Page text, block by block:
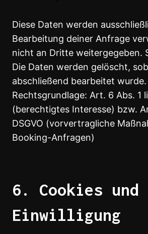
Diese Daten werden
Bearbeitung deiner Anfrage
nicht an Dritte weitergegeben.
Die Daten werden gelöscht,
abschließend bearbeitet wurde.
Rechtsgrundlage: Art. 6 Abs. 1
(berechtigtes Interesse) bzw.
DSGVO (vorvertragliche
Booking-Anfragen)
6. Cookies und
Einwilligung